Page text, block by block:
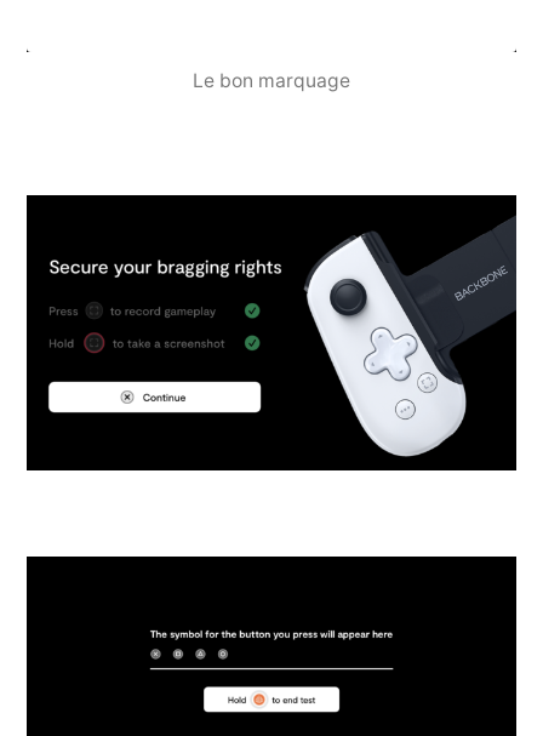
Le bon marquage